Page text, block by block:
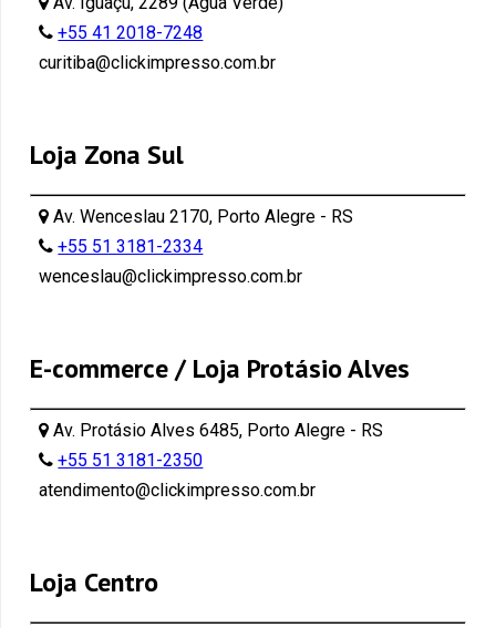
+55 41 2018-7248
curitiba@clickimpresso.com.br
Loja Zona Sul
Av. Wenceslau 2170, Porto Alegre - RS
+55 51 3181-2334
wenceslau@clickimpresso.com.br
E-commerce / Loja Protásio Alves
Av. Protásio Alves 6485, Porto Alegre - RS
+55 51 3181-2350
atendimento@clickimpresso.com.br
Loja Centro